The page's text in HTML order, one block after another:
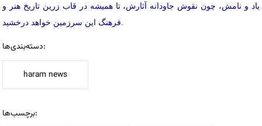
یاد و نامش، چون نقوش جاودانه آثارش، تا همیشه در قاب زرین تاریخ هنر و
دسته‌بندی‌ها:
haram news
برچسب‌ها: